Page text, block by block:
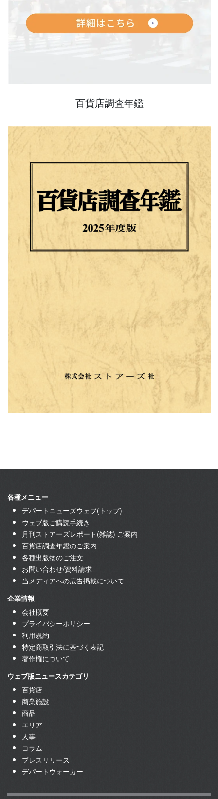
百貨店調査年鑑
各種メニュー
デパートニューズウェブ(トップ)
ウェブ版ご購読手続き
月刊ストアーズレポート(雑誌) ご案内
百貨店調査年鑑のご案内
各種出版物のご注文
お問い合わせ/資料請求
当メディアへの広告掲載について
企業情報
会社概要
プライバシーポリシー
利用規約
特定商取引法に基づく表記
著作権について
ウェブ版ニュースカテゴリ
百貨店
商業施設
商品
エリア
人事
コラム
プレスリリース
デパートウォーカー